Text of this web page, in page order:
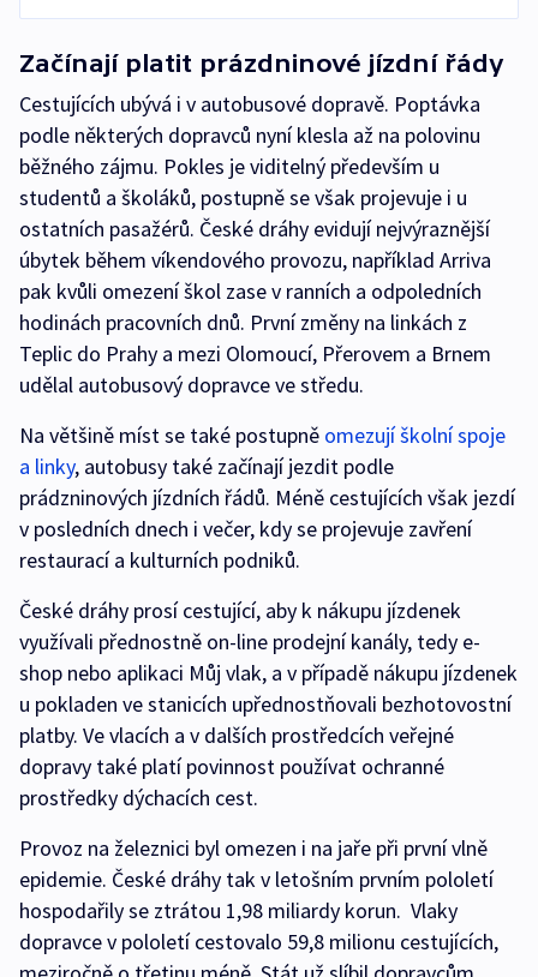
Začínají platit prázdninové jízdní řády
Cestujících ubývá i v autobusové dopravě. Poptávka
podle některých dopravců nyní klesla až na polovinu
běžného zájmu. Pokles je viditelný především u
studentů a školáků, postupně se však projevuje i u
ostatních pasažérů. České dráhy evidují nejvýraznější
úbytek během víkendového provozu, například Arriva
pak kvůli omezení škol zase v ranních a odpoledních
hodinách pracovních dnů. První změny na linkách z
Teplic do Prahy a mezi Olomoucí, Přerovem a Brnem
udělal autobusový dopravce ve středu.
Na většině míst se také postupně omezují školní spoje
a linky, autobusy také začínají jezdit podle
prádzninových jízdních řádů. Méně cestujících však jezdí
v posledních dnech i večer, kdy se projevuje zavření
restaurací a kulturních podniků.
České dráhy prosí cestující, aby k nákupu jízdenek
využívali přednostně on-line prodejní kanály, tedy e-
shop nebo aplikaci Můj vlak, a v případě nákupu jízdenek
u pokladen ve stanicích upřednostňovali bezhotovostní
platby. Ve vlacích a v dalších prostředcích veřejné
dopravy také platí povinnost používat ochranné
prostředky dýchacích cest.
Provoz na železnici byl omezen i na jaře při první vlně
epidemie. České dráhy tak v letošním prvním pololetí
hospodařily se ztrátou 1,98 miliardy korun. Vlaky
dopravce v pololetí cestovalo 59,8 milionu cestujících,